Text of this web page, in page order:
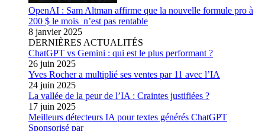
OpenAI : Sam Altman affirme que la nouvelle formule pro à
200 $ le mois n’est pas rentable
8 janvier 2025
DERNIÈRES ACTUALITÉS
ChatGPT vs Gemini : qui est le plus performant ?
26 juin 2025
Yves Rocher a multiplié ses ventes par 11 avec l’IA
24 juin 2025
La vallée de la peur de l’IA : Craintes justifiées ?
17 juin 2025
Meilleurs détecteurs IA pour textes générés ChatGPT
Sponsorisé par